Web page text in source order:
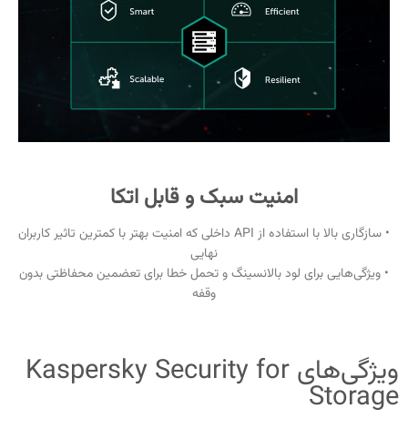
امنیت سبک و قابل اتکا
• سازگاری بالا با استفاده از API داخلی که امنیت بهتر با کمترین تاثیر کاربران
نهایی
• ویژگی‌هایی برای لود بالانسینگ و تحمل خطا برای تعضمین محفاظتی بدون
وقفه
ویژگی‌های Kaspersky Security for
Storage